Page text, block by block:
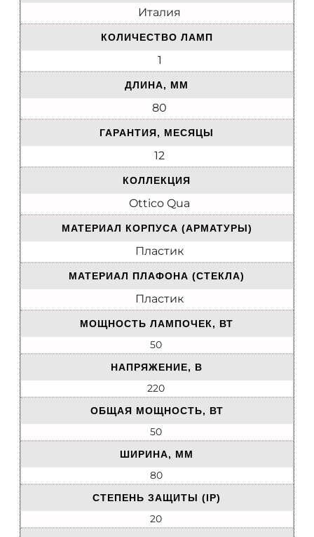
Италия
КОЛИЧЕСТВО ЛАМП
1
ДЛИНА, ММ
80
ГАРАНТИЯ, МЕСЯЦЫ
12
КОЛЛЕКЦИЯ
Ottico Qua
МАТЕРИАЛ КОРПУСА (АРМАТУРЫ)
Пластик
МАТЕРИАЛ ПЛАФОНА (СТЕКЛА)
Пластик
МОЩНОСТЬ ЛАМПОЧЕК, ВТ
50
НАПРЯЖЕНИЕ, В
220
ОБЩАЯ МОЩНОСТЬ, ВТ
50
ШИРИНА, ММ
80
СТЕПЕНЬ ЗАЩИТЫ (IP)
20